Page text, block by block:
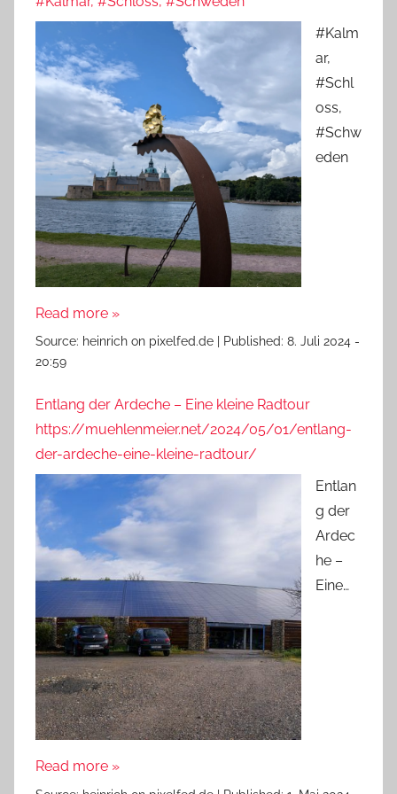
#Kalm
ar,
#Schl
oss,
#Schw
eden
Read more »
Source: heinrich on pixelfed.de Published: 8. Juli 2024 -
20:59
Entlang der Ardeche – Eine kleine Radtour
https://muehlenmeier.net/2024/05/01/entlang-
der-ardeche-eine-kleine-radtour/
Entlan
g der
Ardec
he –
Eine…
Read more »